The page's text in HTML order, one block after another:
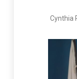
Cynthia